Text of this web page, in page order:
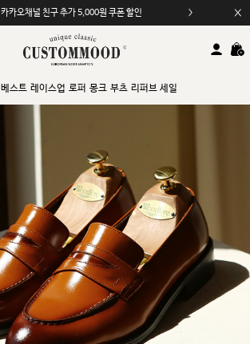
카카오채널 친구 추가 5,000원 쿠폰 할인
베스트 레이스업 로퍼 몽크 부츠 리퍼브 세일